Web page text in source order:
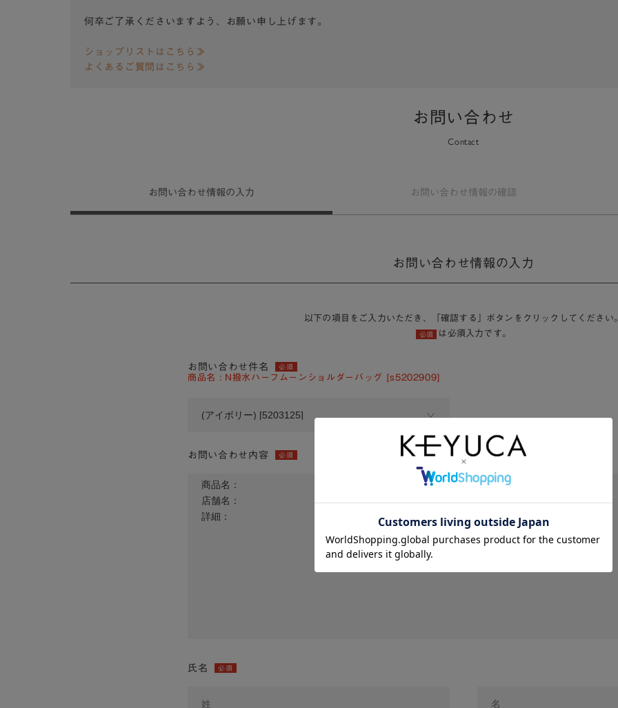
何卒ご了承くださいますよう、お願い申し上げます。
ショップリストはこちら≫
よくあるご質問はこちら≫
お問い合わせ
Contact
お問い合わせ情報の入力 お問い合わせ 情報の確認
お問い合わせ情報の入力
以下の項目をご入力いただき、「確認する」ボタンをクリックしてください
必須 は必須入力です。
お問い合わせ件名 必須
商品名 : N撥水ハーフムーンショルダーバッグ [s5202909]
お問い合わせ内容 必須
氏名 必須